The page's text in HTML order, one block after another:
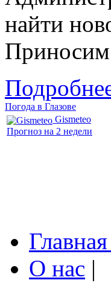
найти
Приносим
Погода в Глазове
Gismeteo
Прогноз на 2 недели
О нас |